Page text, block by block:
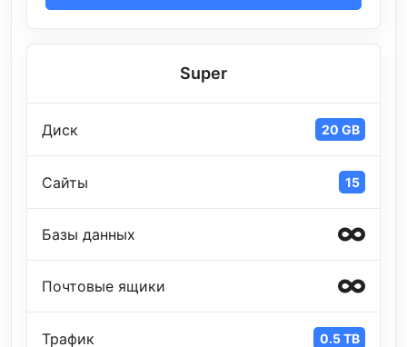
Super
Диск 20 GB
Сайты 15
Базы данных
Почтовые ящики
Трафик 0.5 TB